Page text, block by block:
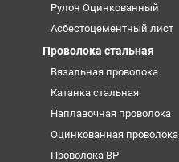
Рулон Оцинкованный
Асбестоцементный лист
Проволока стальная
Вязальная проволока
Катанка стальная
Наплавочная проволока
Оцинкованная проволока
Проволока ВР